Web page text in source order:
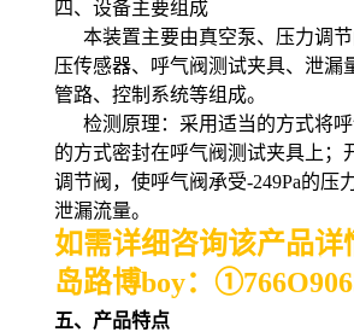
四、设备主要组成
本装置主要由真空泵、压力调
压传感器、呼气阀测试夹具、泄漏
管路、控制系统等组成。
检测原理：采用适当的方式将
的方式密封在呼气阀测试夹具上；
调节阀，使呼气阀承受-249Pa的压
泄漏流量。
如需详细咨询该产品详
岛路博boy： ①
五、产品特点